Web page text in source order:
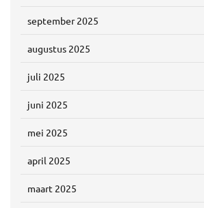
september 2025
augustus 2025
juli 2025
juni 2025
mei 2025
april 2025
maart 2025